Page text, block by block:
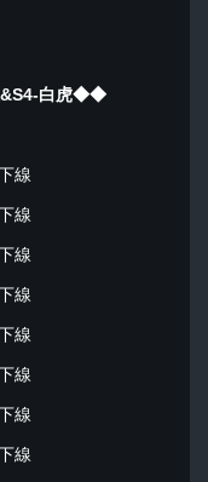
白虎◆◆
線
線
線
線
線
線
線
線